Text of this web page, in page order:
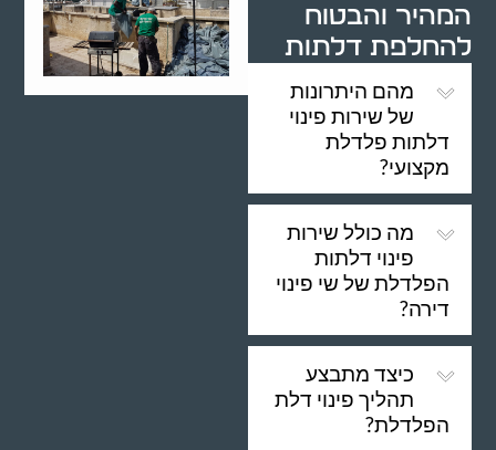
המהיר והבטוח
להחלפת דלתות
מהם היתרונות
של שירות פינוי
דלתות פלדלת
מקצועי?
מה כולל שירות
פינוי דלתות
הפלדלת של שי פינוי
דירה?
כיצד מתבצע
תהליך פינוי דלת
הפלדלת?